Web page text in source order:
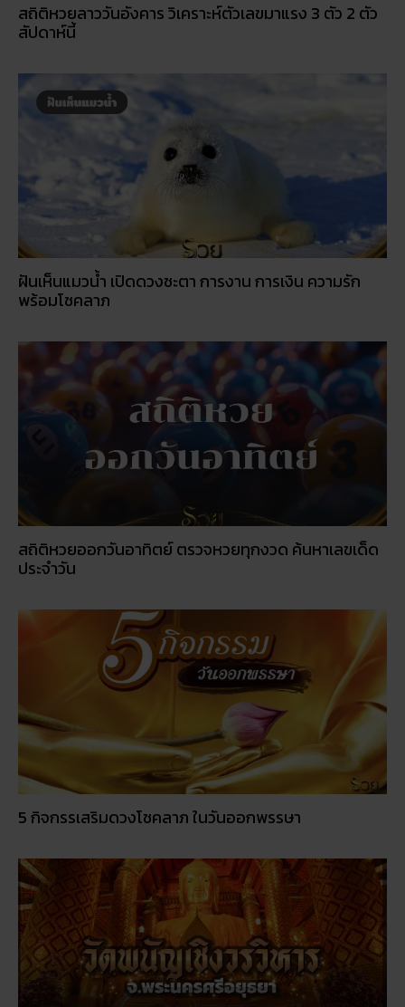
สถิติหวยลาววันอังคาร วิเคราะห์ตัวเลขมาแรง 3 ตัว 2 ตัว
สัปดาห์นี้
ฝันเห็นแมวน้ำ เปิดดวงชะตา การงาน การเงิน ความรัก
พร้อมโชคลาภ
สถิติหวยออกวันอาทิตย์ ตรวจหวยทุกงวด ค้นหาเลขเด็ด
ประจำวัน
5 กิจกรรเสริมดวงโชคลาภ ในวันออกพรรษา